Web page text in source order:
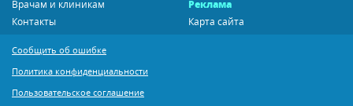
Врачам и клиникам
Реклама
Контакты
Карта сайта
Сообщить об ошибке
Политика конфиденциальности
Пользовательское соглашение